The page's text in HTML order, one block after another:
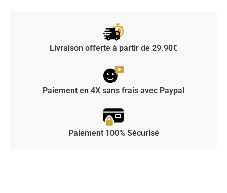
Livraison offerte à partir de 29.90€
Paiement en 4X sans frais avec Paypal
Paiement 100% Sécurisé